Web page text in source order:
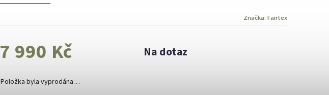
Značka: Fairtex
7 990 Kč Na dotaz
Položka byla vyprodána…